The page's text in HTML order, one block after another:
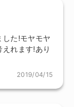
た!モヤモヤ
れます!あり
2019/04/15